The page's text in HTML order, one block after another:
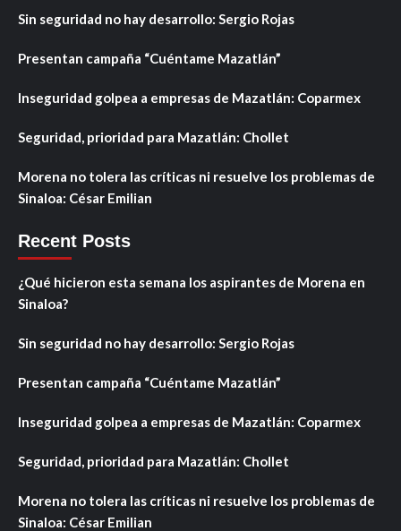
Sin seguridad no hay desarrollo: Sergio Rojas
Presentan campaña “Cuéntame Mazatlán”
Inseguridad golpea a empresas de Mazatlán: Coparmex
Seguridad, prioridad para Mazatlán: Chollet
Morena no tolera las críticas ni resuelve los problemas de
Sinaloa: César Emilian
Recent Posts
¿Qué hicieron esta semana los aspirantes de Morena en
Sinaloa?
Sin seguridad no hay desarrollo: Sergio Rojas
Presentan campaña “Cuéntame Mazatlán”
Inseguridad golpea a empresas de Mazatlán: Coparmex
Seguridad, prioridad para Mazatlán: Chollet
Morena no tolera las críticas ni resuelve los problemas de
Sinaloa: César Emilian